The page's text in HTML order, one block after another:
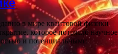
в мире квантовой физики
которое потрясло научное
и потенциальными